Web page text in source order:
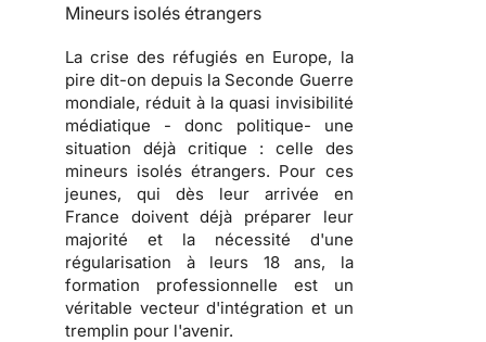
Mineurs isolés étrangers
La crise des réfugiés en Europe, la
pire dit-on depuis la Seconde Guerre
mondiale, réduit à la quasi invisibilité
médiatique - donc politique- une
situation déjà critique : celle des
mineurs isolés étrangers. Pour ces
jeunes, qui dès leur arrivée en
France doivent déjà préparer leur
majorité et la nécessité d'une
régularisation à leurs 18 ans, la
formation professionnelle est un
véritable vecteur d'intégration et un
tremplin pour l'avenir.